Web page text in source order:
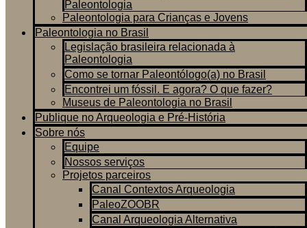
Paleontologia
Paleontologia para Crianças e Jovens
Paleontologia no Brasil
Legislação brasileira relacionada à
Paleontologia
Como se tornar Paleontólogo(a) no Brasil
Encontrei um fóssil. E agora? O que fazer?
Museus de Paleontologia no Brasil
Publique no Arqueologia e Pré-História
Sobre nós
Equipe
Nossos serviços
Projetos parceiros
Canal Contextos Arqueologia
PaleoZOOBR
Canal Arqueologia Alternativa